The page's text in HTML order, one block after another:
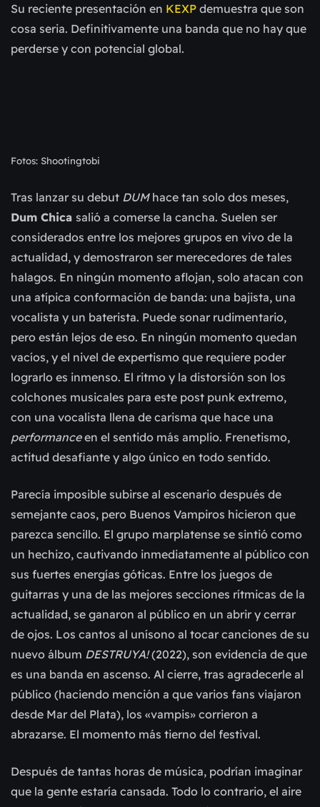
Su reciente presentación en KEXP demuestra que son
cosa seria. Definitivamente una banda que no hay que
perderse y con potencial global.
Fotos: Shootingtobi
Tras lanzar su debut DUMhace tan solo dos meses,
Dum Chica salió a comerse la cancha. Suelen ser
considerados entre los mejores grupos en vivo de la
actualidad, y demostraron ser merecedores de tales
halagos. En ningún momento aflojan, solo atacan con
una atípica conformación de banda: una bajista, una
vocalista y un baterista. Puede sonar rudimentario,
pero están lejos de eso. En ningún momento quedan
vacíos, y el nivel de expertismo que requiere poder
lograrlo es inmenso. El ritmo y la distorsión son los
colchones musicales para este post punk extremo,
con una vocalista llena de carisma que hace una
performanceen el sentido más amplio. Frenetismo,
actitud desafiante y algo único en todo sentido.
Parecía imposible subirse al escenario después de
semejante caos, pero Buenos Vampiros hicieron que
parezca sencillo. El grupo marplatense se sintió como
un hechizo, cautivando inmediatamente al público con
sus fuertes energías góticas. Entre los juegos de
guitarras y una de las mejores secciones rítmicas de la
actualidad, se ganaron al público en un abrir y cerrar
de ojos. Los cantos al unísono al tocar canciones de su
nuevo álbum DESTRUYA!(2022), son evidencia de que
es una banda en ascenso. Al cierre, tras agradecerle al
público (haciendo mención a que varios fans viajaron
desde Mar del Plata), los «vampis» corrieron a
abrazarse. El momento más tierno del festival.
Después de tantas horas de música, podrían imaginar
que la gente estaría cansada. Todo lo contrario, el aire